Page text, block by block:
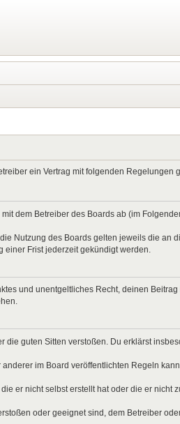
ein Vertrag mit folgenden Regelungen
dem Betreiber des Boards ab (im
Nutzung des Boards gelten jeweils die an
einer Frist jederzeit gekündigt werden.
und unentgeltliches Recht, deinen
guten Sitten verstoßen. Du erklärst
im Board veröffentlichten Regeln
er nicht selbst erstellt hat oder die er nicht
oder geeignet sind, dem Betreiber